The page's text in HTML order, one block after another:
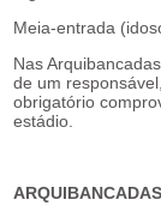
Meia-entrada
Nas
de um
obrigatório
estádio.